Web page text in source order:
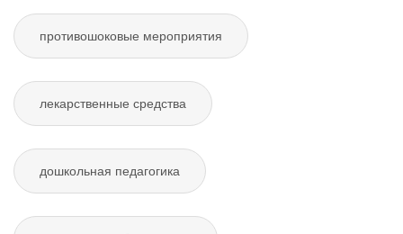
противошоковые мероприятия
лекарственные средства
дошкольная педагогика